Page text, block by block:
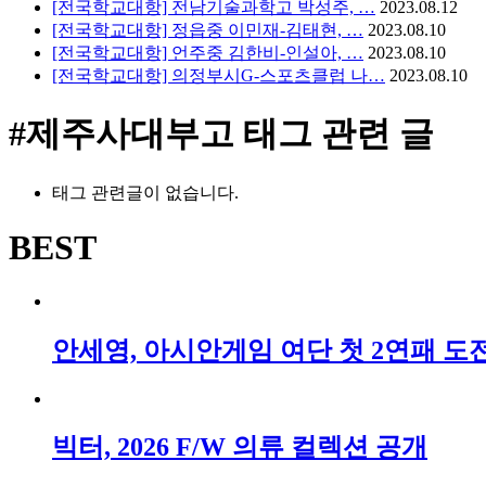
[전국학교대항] 전남기술과학고 박성주, … 2023.08.12
[전국학교대항] 정읍중 이민재-김태현, … 2023.08.10
[전국학교대항] 언주중 김한비-인설아, … 2023.08.10
[전국학교대항] 의정부시G-스포츠클럽 나… 2023.08.10
#제주사대부고 태그 관련 글
태그 관련글이 없습니다.
BEST
안세영, 아시안게임 여단 첫 2연패 도
빅터, 2026 F/W 의류 컬렉션 공개